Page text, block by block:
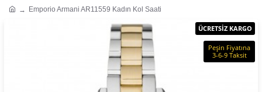
Emporio Armani AR11559 Kadın Kol Saati
ÜCRETSİZ KARGO
Peşin Fiyatına
3-6-9 Taksit